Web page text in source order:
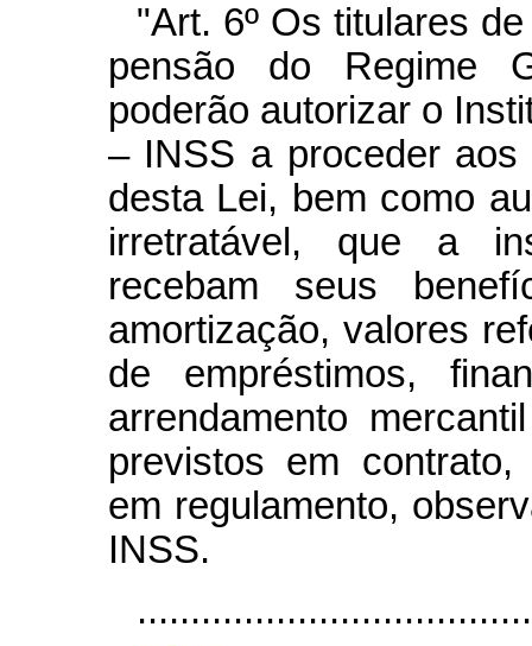
"Art. 6º Os titulares
pensão do Regime
poderão autorizar o
– INSS a proceder aos
desta Lei, bem como
irretratável, que a
recebam seus
amortização, valores
de empréstimos,
arrendamento
previstos em
em regulamento,
INSS.